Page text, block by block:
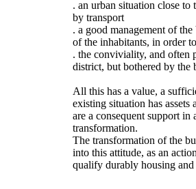
. an urban situation close
by transport
. a good management of
of the inhabitants, in order
. the conviviality, and often
district, but bothered by the
All this has a value, a
existing situation has
are a consequent support in
transformation.
The transformation of the
into this attitude, as an
qualify durably housing